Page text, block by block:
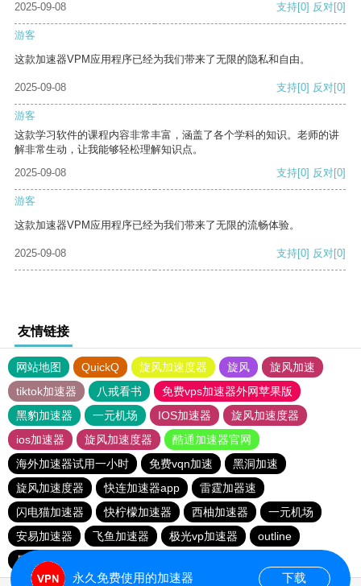
2025-09-08
支持[0] 反对[0]
游客
这款加速器VPM应用程序已经为我们带来了无限的隐私和自由。
2025-09-08 支持[0] 反对[0]
游客
这款学习软件的课程内容非常丰富，涵盖了各个学科的知识。老师的讲
解非常生动，让我能够轻松理解知识点。
2025-09-08
支持[0] 反对[0]
游客
这款加速器VPM应用程序已经为我们带来了无限的流畅体验。
2025-09-08 支持[0] 反对[0]
友情链接
网站地图 QuickQ 旋风加速度器 旋风
旋风加速
tiktok加速器
八戒看书
免费vps加速器外网苹果版
黑豹加速器
一元机场 IOS加速器
旋风加速度器
ios加速器
旋风加速度器
酷通加速器官网
海外加速器试用一小时
免费vqn加速
黑洞加速
旋风加速度器
快连加速器app
雷霆加器速
闪电猫加速器
快柠檬加速器 西柚加速器
一元机场
安易加速器
飞鱼加速器 极光vp加速器
outline
暴雪vp永久免费加速器下载官网
永久免费使用的加速器 下载